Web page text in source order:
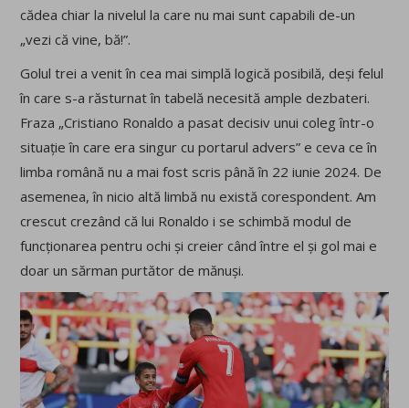
cădea chiar la nivelul la care nu mai sunt capabili de-un
„vezi că vine, bă!”.
Golul trei a venit în cea mai simplă logică posibilă, deși felul
în care s-a răsturnat în tabelă necesită ample dezbateri.
Fraza „Cristiano Ronaldo a pasat decisiv unui coleg într-o
situație în care era singur cu portarul advers” e ceva ce în
limba română nu a mai fost scris până în 22 iunie 2024. De
asemenea, în nicio altă limbă nu există corespondent. Am
crescut crezând că lui Ronaldo i se schimbă modul de
funcționarea pentru ochi și creier când între el și gol mai e
doar un sărman purtător de mănuși.